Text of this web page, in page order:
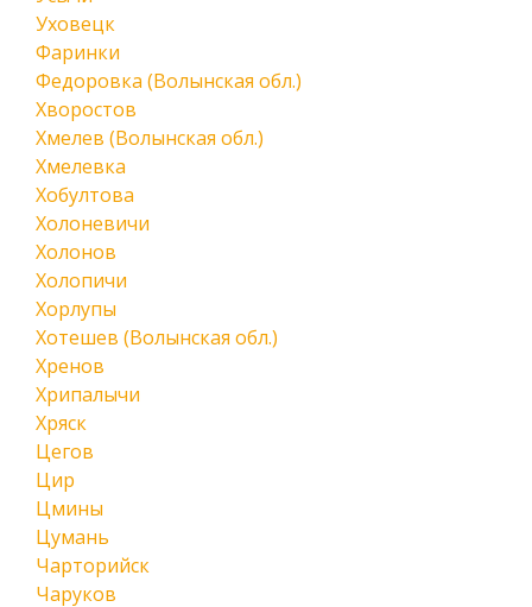
Уховецк
Фаринки
Федоровка (Волынская обл.)
Хворостов
Хмелев (Волынская обл.)
Хмелевка
Хобултова
Холоневичи
Холонов
Холопичи
Хорлупы
Хотешев (Волынская обл.)
Хренов
Хрипалычи
Хряск
Цегов
Цир
Цмины
Цумань
Чарторийск
Чаруков